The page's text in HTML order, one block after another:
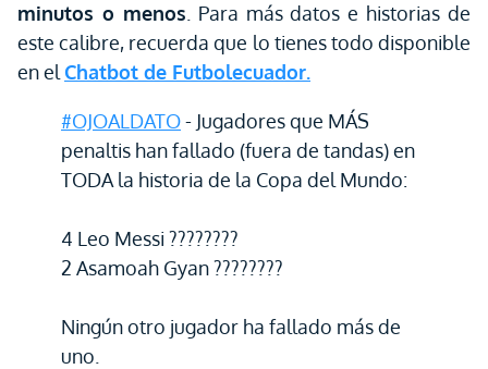
minutos o menos . Para más datos e historias de
este calibre, recuerda que lo tienes todo disponible
en el Chatbot de Futbolecuador.
#OJOALDATO- Jugadores que MÁS
penaltis han fallado (fuera de tandas) en
TODA la historia de la Copa del Mundo:
4 Leo Messi ????????
2 Asamoah Gyan ????????
Ningún otro jugador ha fallado más de
uno.